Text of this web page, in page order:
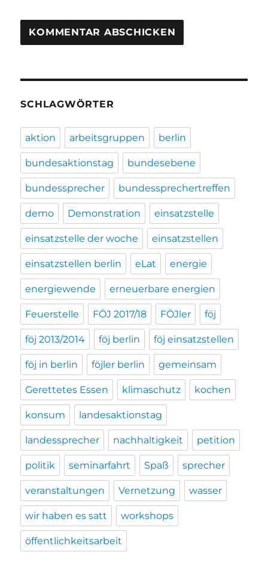
SCHLAGWÖRTER
aktion arbeitsgruppen berlin
bundesaktionstag bundesebene
bundessprecher bundessprechertreffen
demo Demonstration einsatzstelle
einsatzstelle der woche einsatzstellen
einsatzstellen berlin eLat energie
energiewende erneuerbare energien
Feuerstelle FÖJ 2017/18 FÖJler föj
föj 2013/2014 föj berlin föj einsatzstellen
föj in berlin föjler berlin gemeinsam
Gerettetes Essen klimaschutz kochen
konsum landesaktionstag
landessprecher nachhaltigkeit petition
politik seminarfahrt Spaß sprecher
veranstaltungen Vernetzung wasser
wir haben es satt workshops
öffentlichkeitsarbeit